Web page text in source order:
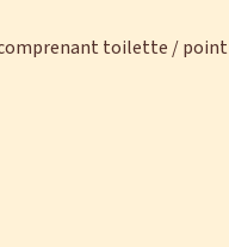
comprenant toilette / point